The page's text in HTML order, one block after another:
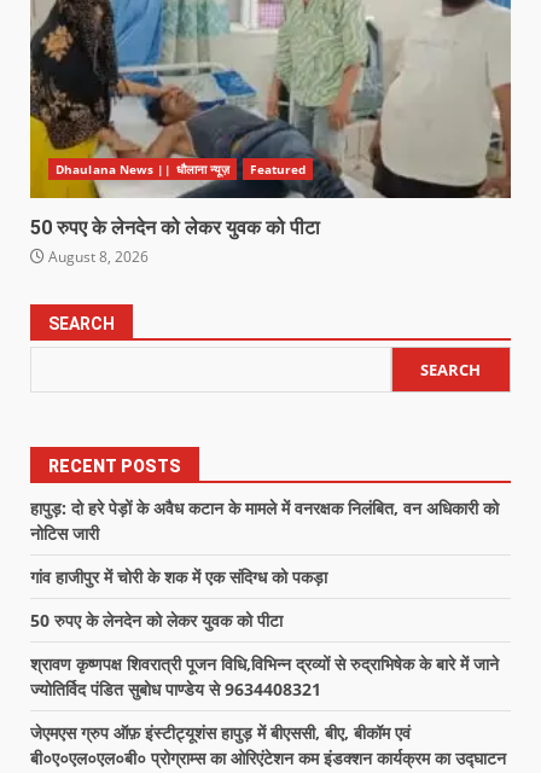
Dhaulana News || धौलाना न्यूज़ Featured
50 रुपए के लेनदेन को लेकर युवक को पीटा
August 8, 2026
SEARCH
SEARCH
RECENT POSTS
हापुड़: दो हरे पेड़ों के अवैध कटान के मामले में वनरक्षक निलंबित, वन अधिकारी को
नोटिस जारी
गांव हाजीपुर में चोरी के शक में एक संदिग्ध को पकड़ा
50 रुपए के लेनदेन को लेकर युवक को पीटा
श्रावण कृष्णपक्ष शिवरात्री पूजन विधि,विभिन्न द्रव्यों से रुद्राभिषेक के बारे में जाने
ज्योतिर्विद पंडित सुबोध पाण्डेय से 9634408321
जेएमएस ग्रुप ऑफ़ इंस्टीट्यूशंस हापुड़ में बीएससी, बीए, बीकॉम एवं
बी०ए०एल०एल०बी० प्रोग्राम्स का ओरिएंटेशन कम इंडक्शन कार्यक्रम का उद्घाटन